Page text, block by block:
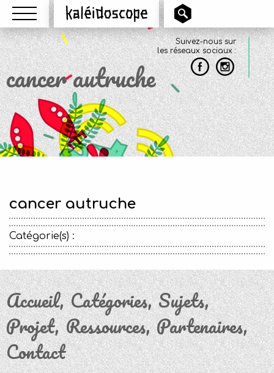
Menu Kaléidoscope
Suivez-nous sur
les réseaux sociaux :
cancer autruche
cancer autruche
Catégorie(s) :
Accueil Catégories Sujets
Projet Ressources Partenaires
Contact